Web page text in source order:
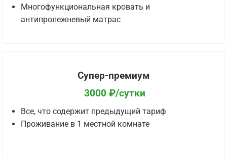
Многофункциональная кровать и
антипролежневый матрас
Супер-премиум
3000 ₽/сутки
Все, что содержит предыдущий тариф
Проживание в 1 местной комнате